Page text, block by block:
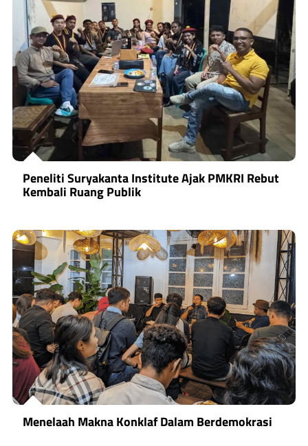
Peneliti Suryakanta Institute Ajak PMKRI Rebut
Kembali Ruang Publik
Menelaah Makna Konklaf Dalam Berdemokrasi